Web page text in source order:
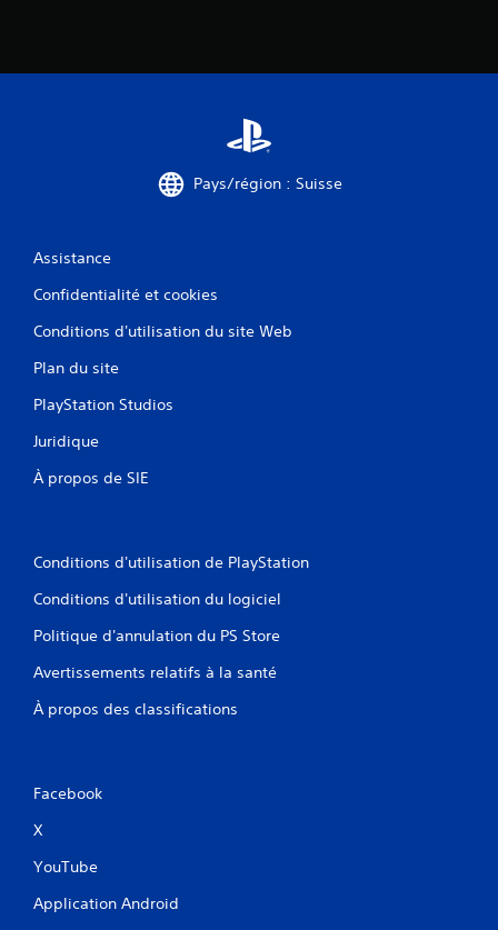
Pays/région : Suisse
Assistance
Confidentialité et cookies
Conditions d'utilisation du site Web
Plan du site
PlayStation Studios
Juridique
À propos de SIE
Conditions d'utilisation de PlayStation
Conditions d'utilisation du logiciel
Politique d'annulation du PS Store
Avertissements relatifs à la santé
À propos des classifications
Facebook
X
YouTube
Application Android